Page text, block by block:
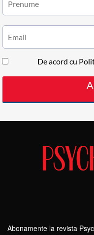
Abonamente la revista